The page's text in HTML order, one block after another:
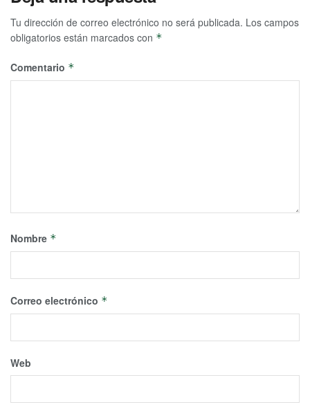
Tu dirección de correo electrónico no será publicada. Los campos
obligatorios están marcados con *
Comentario *
Nombre *
Correo electrónico *
Web